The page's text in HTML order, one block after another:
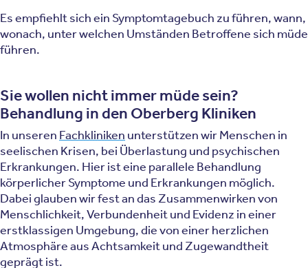
Es empfiehlt sich ein Symptomtagebuch zu führen, wann,
wonach, unter welchen Umständen Betroffene sich müde
führen.
Sie wollen nicht immer müde sein?
Behandlung in den Oberberg Kliniken
In unseren Fachkliniken unterstützen wir Menschen in
seelischen Krisen, bei Überlastung und psychischen
Erkrankungen. Hier ist eine parallele Behandlung
körperlicher Symptome und Erkrankungen möglich.
Dabei glauben wir fest an das Zusammenwirken von
Menschlichkeit, Verbundenheit und Evidenz in einer
erstklassigen Umgebung, die von einer herzlichen
Atmosphäre aus Achtsamkeit und Zugewandtheit
geprägt ist.